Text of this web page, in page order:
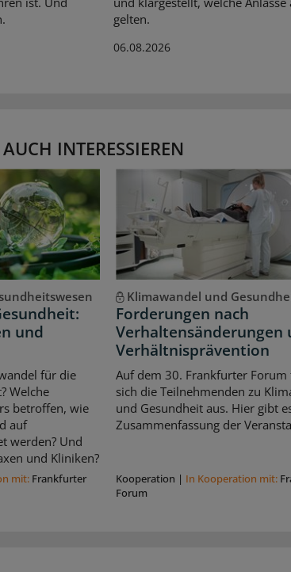
gelten.
06.08.2026
INTERESSIEREN
und
für die
Welche
betroffen, wie
auf
werden? Und
und Kliniken?
mit: Frankfurter
Klimawandel und
Forderungen nach
Verhaltensänderungen
Verhältnisprävention
Auf dem 30. Frankfurter Forum
sich die Teilnehmenden zu
und Gesundheit aus. Hier gibt
Zusammenfassung der
Kooperation | In Kooperation mit:
Forum